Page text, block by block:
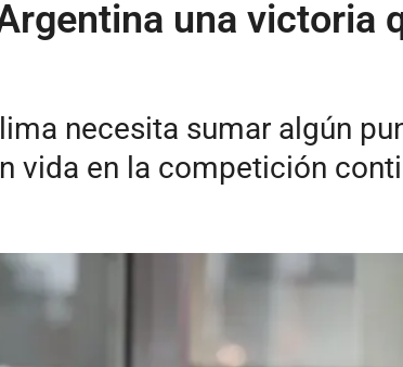
una victoria
necesita sumar algún
vida en la competición